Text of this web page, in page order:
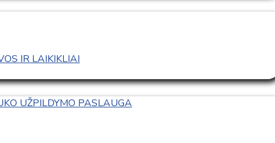
IR LAIKIKLIAI
UŽPILDYMO PASLAUGA